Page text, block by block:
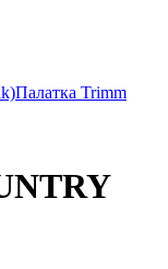
Палатка Trimm